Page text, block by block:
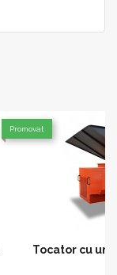
Tocator cu un
Promovat